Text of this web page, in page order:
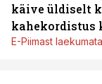
käive üldiselt
kahekordistus
E-Piimast